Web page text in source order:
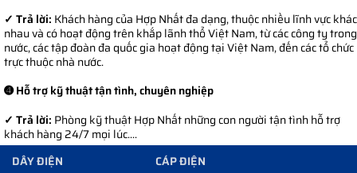
✓ Trả lời: Khách hàng của Hợp Nhất đa dạng, thuộc nhiều lĩnh vực khác
nhau và có hoạt động trên khắp lãnh thổ Việt Nam, từ các công ty trong
nước, các tập đoàn đa quốc gia hoạt động tại Việt Nam, đến các tổ chức
trực thuộc nhà nước.
➍ Hỗ trợ kỹ thuật tận tình, chuyên nghiệp
✓ Trả lời: Phòng kỹ thuật Hợp Nhất những con người tận tình hỗ trợ
khách hàng 24/7 mọi lúc....
DÂY ĐIỆN
CÁP ĐIỆN